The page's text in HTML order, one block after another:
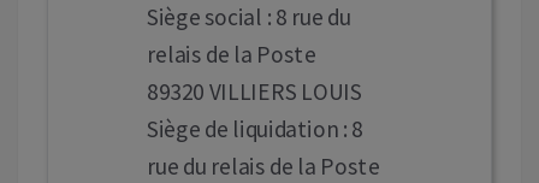
Siège social : 8 rue du
relais de la Poste
89320 VILLIERS LOUIS
Siège de liquidation : 8
rue du relais de la Poste